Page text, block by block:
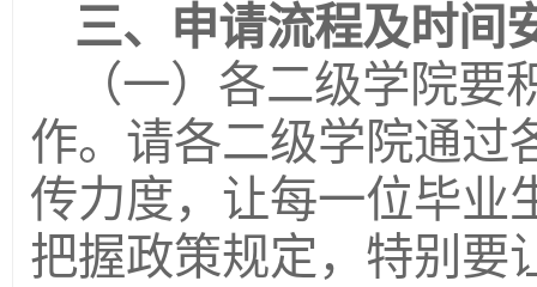
三、申请流程及时间
（一）各二级学院
作。请各二级学院通过
传力度，让每一位毕业
把握政策规定，特别要